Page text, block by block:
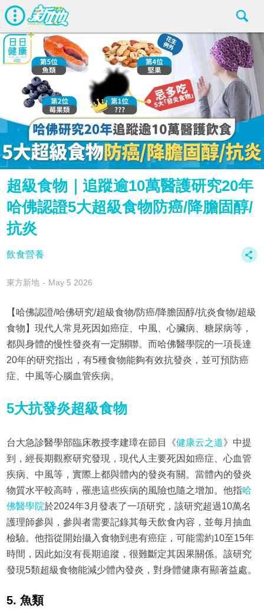
超級食物｜追蹤逾10萬醫護研究20年
哈佛認證5大超級食物防癌/降膽固醇/
抗炎
飲食營養
東方新地 May 5 2026
【哈佛認證/哈佛研究/超級食物/防癌/降膽固醇/抗炎食物/超級
食物】現代人常見死因如癌症、中風、心臟病、糖尿病等，
都與身體的慢性發炎有一定關聯。而哈佛醫學院的一項長達
20年的研究指出，有5種食物能夠有效抗發炎，並可預防癌
症、中風等心腦血管疾病。
5大抗發炎超級食物
台大急診醫學部臨床教授李建璋在節目《健康云之道》中提
到，經長期觀察研究發現，現代人主要死因如癌症、心血管
疾病、中風等，實際上都與體內的發炎有關。當體內的發炎
物質水平較高時，罹患這些疾病的風險也隨之增加。他指哈
佛醫學院於2024年3月發表了一項研究，該研究超過10萬名
護理師參與，參與者需要記錄其每天飲食內容，並每月抽血
檢驗。他指從開始攝入食物到患有癌症，可能需約10至15年
時間，因此如沒有長期追蹤，很難斷定其因果關係。該研究
發現5類超級食物能減少體內發炎，對身體健康有顯著益處。
5. 魚類